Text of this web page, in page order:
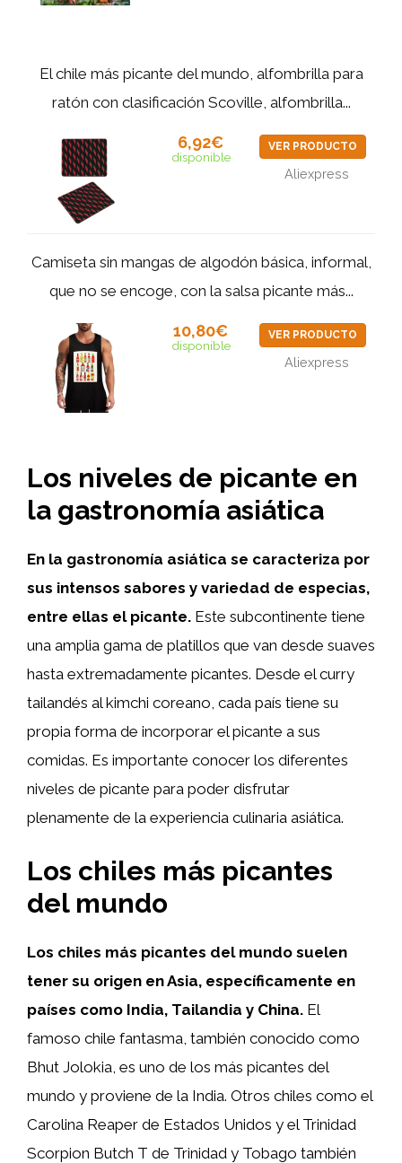
El chile más picante del mundo, alfombrilla para
ratón con clasificación Scoville, alfombrilla...
6,92€
disponible
VER PRODUCTO
Aliexpress
Camiseta sin mangas de algodón básica, informal,
que no se encoge, con la salsa picante más...
10,80€
disponible
VER PRODUCTO
Aliexpress
Los niveles de picante en
la gastronomía asiática
En la gastronomía asiática se caracteriza por
sus intensos sabores y variedad de especias,
entre ellas el picante. Este subcontinente tiene
una amplia gama de platillos que van desde suaves
hasta extremadamente picantes. Desde el curry
tailandés al kimchi coreano, cada país tiene su
propia forma de incorporar el picante a sus
comidas. Es importante conocer los diferentes
niveles de picante para poder disfrutar
plenamente de la experiencia culinaria asiática.
Los chiles más picantes
del mundo
Los chiles más picantes del mundo suelen
tener su origen en Asia, específicamente en
países como India, Tailandia y China. El
famoso chile fantasma, también conocido como
Bhut Jolokia, es uno de los más picantes del
mundo y proviene de la India. Otros chiles como el
Carolina Reaper de Estados Unidos y el Trinidad
Scorpion Butch T de Trinidad y Tobago también